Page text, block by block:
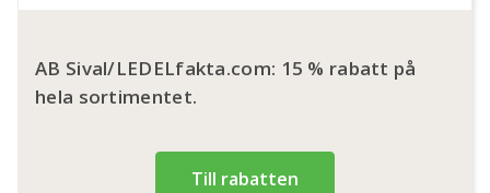
AB Sival/LEDELfakta.com: 15 % rabatt på
hela sortimentet.
Till rabatten